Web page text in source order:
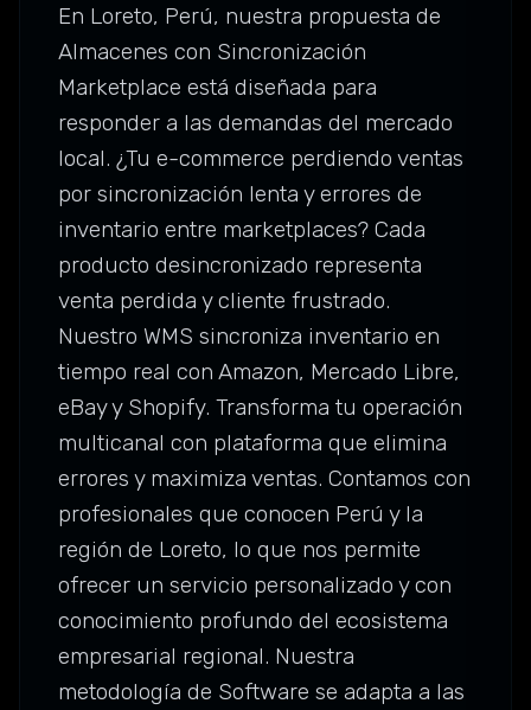
En Loreto, Perú, nuestra propuesta de
Almacenes con Sincronización
Marketplace está diseñada para
responder a las demandas del mercado
local. ¿Tu e-commerce perdiendo ventas
por sincronización lenta y errores de
inventario entre marketplaces? Cada
producto desincronizado representa
venta perdida y cliente frustrado.
Nuestro WMS sincroniza inventario en
tiempo real con Amazon, Mercado Libre,
eBay y Shopify. Transforma tu operación
multicanal con plataforma que elimina
errores y maximiza ventas. Contamos con
profesionales que conocen Perú y la
región de Loreto, lo que nos permite
ofrecer un servicio personalizado y con
conocimiento profundo del ecosistema
empresarial regional. Nuestra
metodología de Software se adapta a las